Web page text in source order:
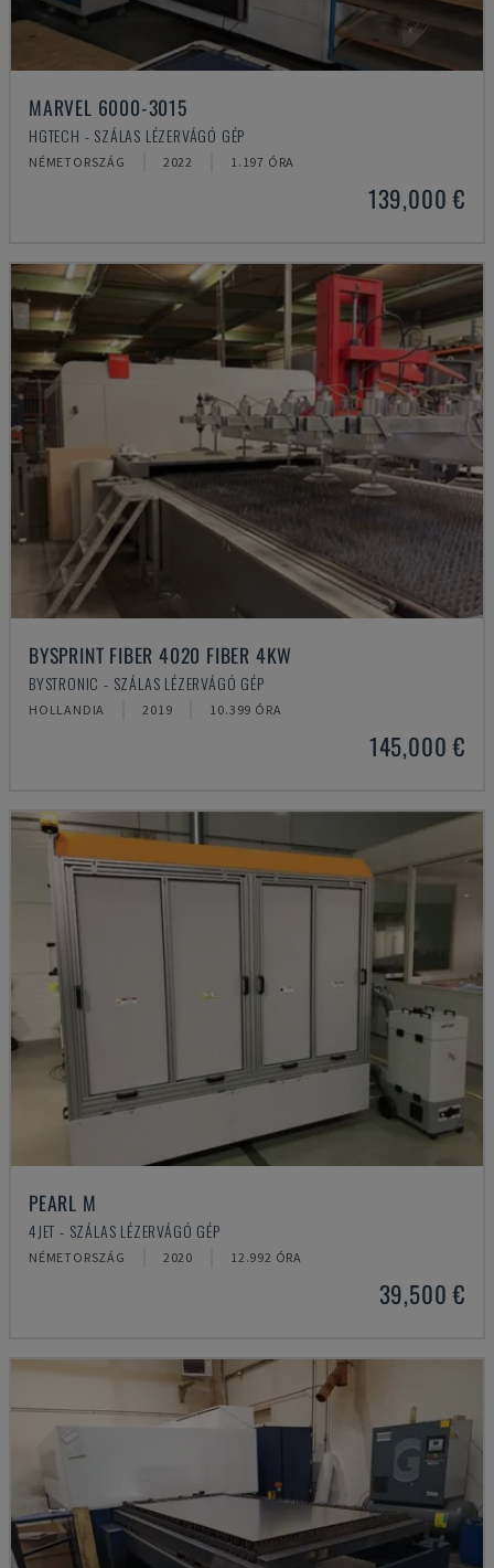
MARVEL 6000-3015
HGTECH - SZÁLAS LÉZERVÁGÓ GÉP
NÉMETORSZÁG 2022 1.197 ÓRA
139,000 €
BYSPRINT FIBER 4020 FIBER 4KW
BYSTRONIC - SZÁLAS LÉZERVÁGÓ GÉP
HOLLANDIA 2019 10.399 ÓRA
145,000 €
PEARL M
4JET - SZÁLAS LÉZERVÁGÓ GÉP
NÉMETORSZÁG 2020 12.992 ÓRA
39,500 €